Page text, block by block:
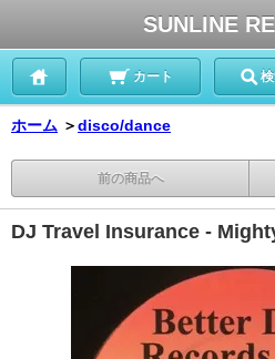
SUNLINE
カート
ホーム ＞disco/dance
前の商品へ
DJ Travel Insurance -